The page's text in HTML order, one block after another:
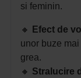
si feminin.
🔸 Efect de
unor buze
grea.
🔸 Stralucire